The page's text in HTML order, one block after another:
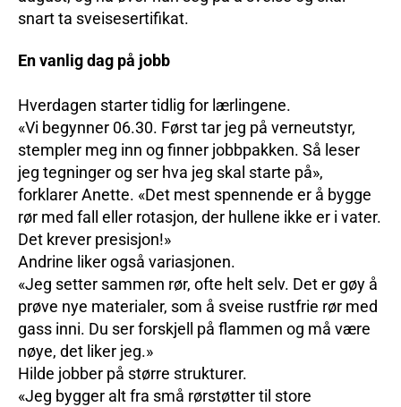
snart ta sveisesertifikat.
En vanlig dag på jobb
Hverdagen starter tidlig for lærlingene.
«Vi begynner 06.30. Først tar jeg på verneutstyr,
stempler meg inn og finner jobbpakken. Så leser
jeg tegninger og ser hva jeg skal starte på»,
forklarer Anette. «Det mest spennende er å bygge
rør med fall eller rotasjon, der hullene ikke er i vater.
Det krever presisjon!»
Andrine liker også variasjonen.
«Jeg setter sammen rør, ofte helt selv. Det er gøy å
prøve nye materialer, som å sveise rustfrie rør med
gass inni. Du ser forskjell på flammen og må være
nøye, det liker jeg.»
Hilde jobber på større strukturer.
«Jeg bygger alt fra små rørstøtter til store